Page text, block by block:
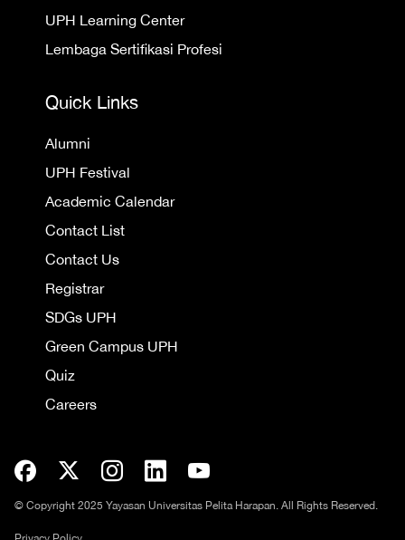
UPH Learning Center
Lembaga Sertifikasi Profesi
Quick Links
Alumni
UPH Festival
Academic Calendar
Contact List
Contact Us
Registrar
SDGs UPH
Green Campus UPH
Quiz
Careers
© Copyright 2025 Yayasan Universitas Pelita Harapan. All Rights Reserved.